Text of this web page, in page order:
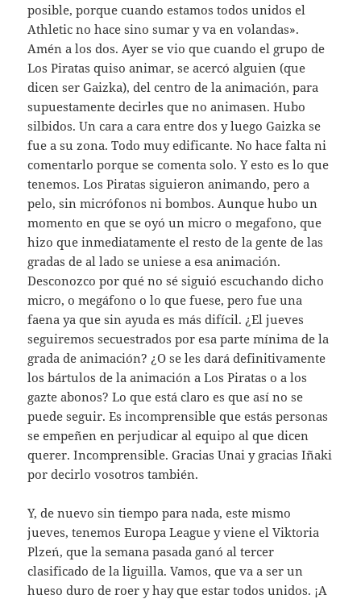
posible, porque cuando estamos todos unidos el
Athletic no hace sino sumar y va en volandas».
Amén a los dos. Ayer se vio que cuando el grupo de
Los Piratas quiso animar, se acercó alguien (que
dicen ser Gaizka), del centro de la animación, para
supuestamente decirles que no animasen. Hubo
silbidos. Un cara a cara entre dos y luego Gaizka se
fue a su zona. Todo muy edificante. No hace falta ni
comentarlo porque se comenta solo. Y esto es lo que
tenemos. Los Piratas siguieron animando, pero a
pelo, sin micrófonos ni bombos. Aunque hubo un
momento en que se oyó un micro o megafono, que
hizo que inmediatamente el resto de la gente de las
gradas de al lado se uniese a esa animación.
Desconozco por qué no sé siguió escuchando dicho
micro, o megáfono o lo que fuese, pero fue una
faena ya que sin ayuda es más difícil. ¿El jueves
seguiremos secuestrados por esa parte mínima de la
grada de animación? ¿O se les dará definitivamente
los bártulos de la animación a Los Piratas o a los
gazte abonos? Lo que está claro es que así no se
puede seguir. Es incomprensible que estás personas
se empeñen en perjudicar al equipo al que dicen
querer. Incomprensible. Gracias Unai y gracias Iñaki
por decirlo vosotros también.
Y, de nuevo sin tiempo para nada, este mismo
jueves, tenemos Europa League y viene el Viktoria
Plzeń, que la semana pasada ganó al tercer
clasificado de la liguilla. Vamos, que va a ser un
hueso duro de roer y hay que estar todos unidos. ¡A